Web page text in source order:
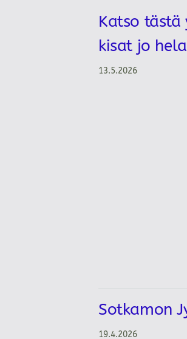
Katso
kisat jo
13.5.2026
Sotkamon
19.4.2026